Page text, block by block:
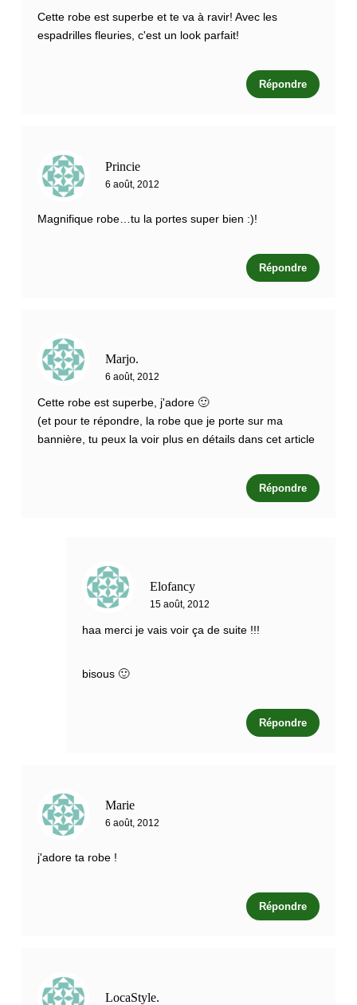
Cette robe est superbe et te va à ravir! Avec les
espadrilles fleuries, c'est un look parfait!
Répondre
Princie
6 août, 2012
Magnifique robe…tu la portes super bien :)!
Répondre
Marjo.
6 août, 2012
Cette robe est superbe, j'adore 🙂
(et pour te répondre, la robe que je porte sur ma
bannière, tu peux la voir plus en détails dans cet article
Répondre
Elofancy
15 août, 2012
haa merci je vais voir ça de suite !!!
bisous 🙂
Répondre
Marie
6 août, 2012
j'adore ta robe !
Répondre
LocaStyle.